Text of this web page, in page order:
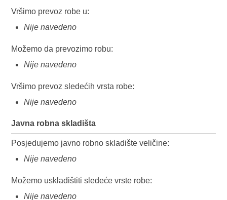
Vršimo prevoz robe u:
Nije navedeno
Možemo da prevozimo robu:
Nije navedeno
Vršimo prevoz sledećih vrsta robe:
Nije navedeno
Javna robna skladišta
Posjedujemo javno robno skladište veličine:
Nije navedeno
Možemo uskladištiti sledeće vrste robe:
Nije navedeno